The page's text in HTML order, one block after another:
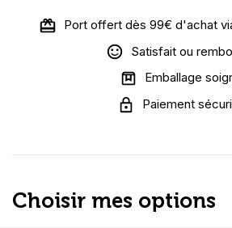
Port offert dès 99€ d'achat
Satisfait ou
Emballage
Paiement
Choisir mes options